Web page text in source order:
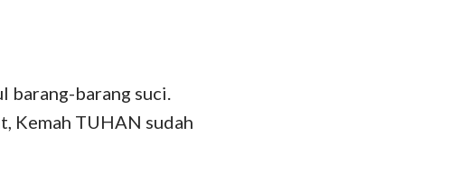
barang-barang suci.
Kemah TUHAN sudah